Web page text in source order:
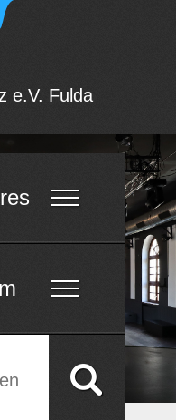
e.V. Fulda